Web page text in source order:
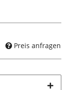
Preis anfragen